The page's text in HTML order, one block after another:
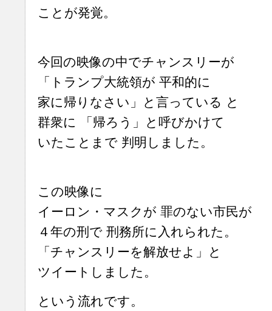
ことが発覚。
今回の映像の中でチャンスリーが
「トランプ大統領が 平和的に
家に帰りなさい」と言っている と
群衆に 「帰ろう」と呼びかけて
いたことまで 判明しました。
この映像に
イーロン・マスクが 罪のない市民が
４年の刑で 刑務所に入れられた。
「チャンスリーを解放せよ」と
ツイートしました。
という流れです。